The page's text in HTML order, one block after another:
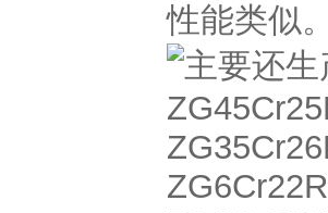
性能类似
主要还